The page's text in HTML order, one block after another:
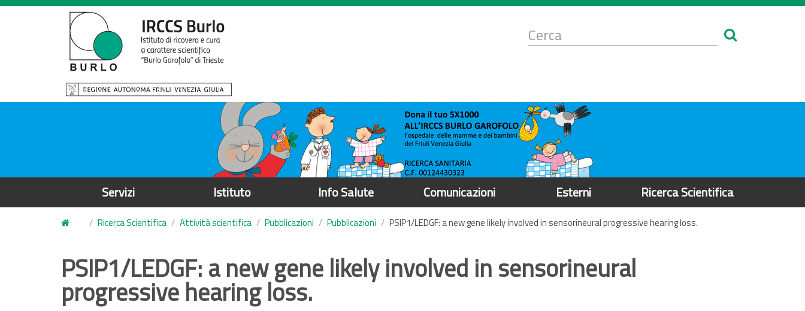
S
l
Form
di
Servizi Istituto Info Salute Comunicazioni Esterni Ricerca Scientifica
Ricerca Scientifica Attività scientifica Pubblicazioni Pubblicazioni PSIP1/LEDGF: a new gene likely involved in sensorineural progressive hearing loss.
PSIP1/LEDGF: a new gene likely involved in sensorineural
progressive hearing loss.